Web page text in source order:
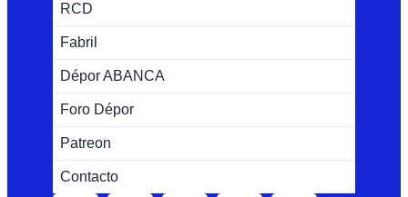
RCD
Fabril
Dépor ABANCA
Foro Dépor
Patreon
Contacto